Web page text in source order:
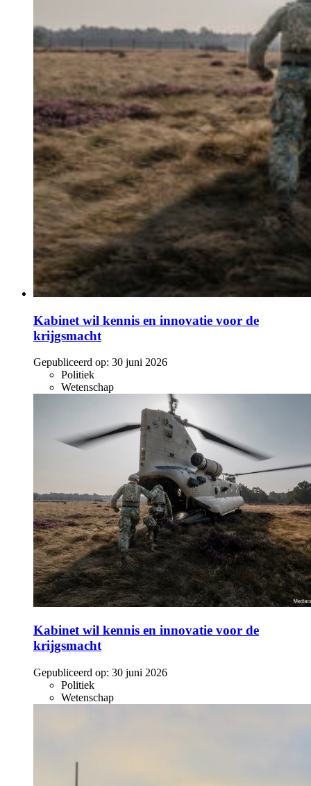
Kabinet wil kennis en innovatie voor de
krijgsmacht
Gepubliceerd op: 30 juni 2026
Politiek
Wetenschap
Kabinet wil kennis en innovatie voor de
krijgsmacht
Gepubliceerd op: 30 juni 2026
Politiek
Wetenschap